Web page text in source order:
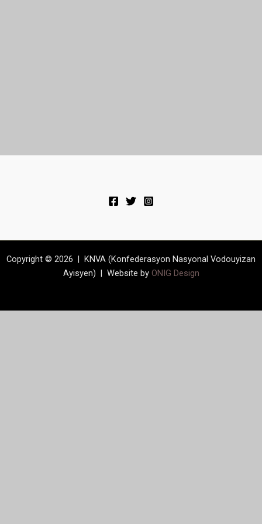
Copyright © 2026 | KNVA (Konfederasyon Nasyonal Vodouyizan
Ayisyen) | Website by ONIG Design